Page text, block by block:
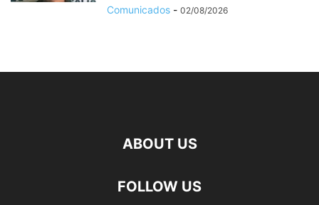
Comunicados - 02/08/2026
ABOUT US
FOLLOW US